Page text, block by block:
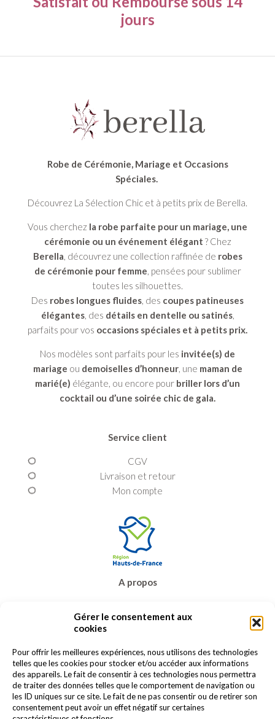
Gérer le consentement aux
cookies
Pour offrir les meilleures expériences, nous utilisons des technologies
telles que les cookies pour stocker et/ou accéder aux informations
des appareils. Le fait de consentir à ces technologies nous permettra
de traiter des données telles que le comportement de navigation ou
les ID uniques sur ce site. Le fait de ne pas consentir ou de retirer son
consentement peut avoir un effet négatif sur certaines
jours
Robe de Cérémonie, Mariage et Occasions
Spéciales.
Découvrez La Sélection Chic et à petits prix de Berella.
Vous cherchez la robe parfaite pour un mariage, une
cérémonie ou un événement élégant ? Chez
Berella, découvrez une collection raffinée de robes
de cérémonie pour femme, pensées pour sublimer
toutes les silhouettes.
Des robes longues fluides, des coupes patineuses
élégantes, des détails en dentelle ou satinés,
parfaits pour vos occasions spéciales et à petits prix.
Nos modèles sont parfaits pour les invitée(s) de
mariage ou demoiselles d’honneur, une maman de
marié(e) élégante, ou encore pour briller lors d’un
cocktail ou d’une soirée chic de gala.
Service client
CGV
Livraison et retour
Mon compte
A propos
Bijoux & accessoires
Promos
Contact